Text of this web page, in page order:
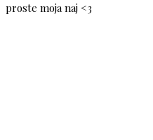
proste moja naj <3